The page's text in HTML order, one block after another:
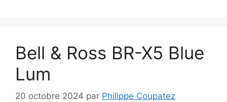
Bell & Ross BR-X5 Blue
Lum
20 octobre 2024 par Philippe Coupatez